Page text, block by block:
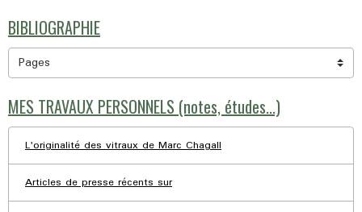
BIBLIOGRAPHIE
MES TRAVAUX PERSONNELS (notes, études...)
L'originalité des vitraux de Marc Chagall
Articles de presse récents sur